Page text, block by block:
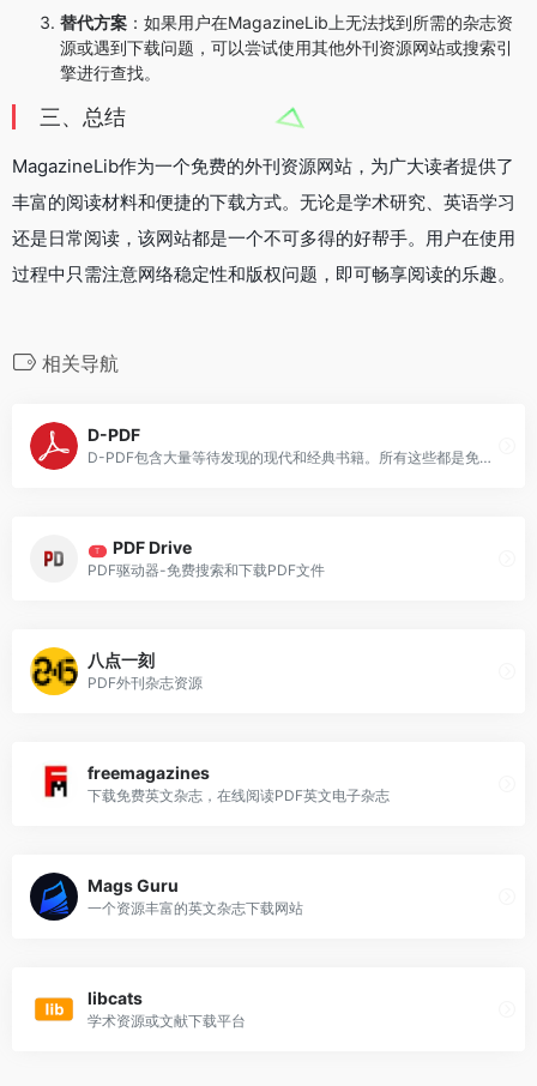
替代方案 ：如果用户在MagazineLib上无法找到所需的杂志资
源或遇到下载问题，可以尝试使用其他外刊资源网站或搜索引
擎进行查找。
三、总结
MagazineLib作为一个免费的外刊资源网站，为广大读者提供了
丰富的阅读材料和便捷的下载方式。无论是学术研究、英语学习
还是日常阅读，该网站都是一个不可多得的好帮手。用户在使用
过程中只需注意网络稳定性和版权问题，即可畅享阅读的乐趣。
相关导航
D-PDF
D-PDF包含大量等待发现的现代和经典书籍。所有这些都是免费的，并且以大多数电子阅读器格式提供
T PDF Drive
PDF驱动器-免费搜索和下载PDF文件
八点一刻
PDF外刊杂志资源
freemagazines
下载免费英文杂志，在线阅读PDF英文电子杂志
Mags Guru
一个资源丰富的英文杂志下载网站
libcats
学术资源或文献下载平台